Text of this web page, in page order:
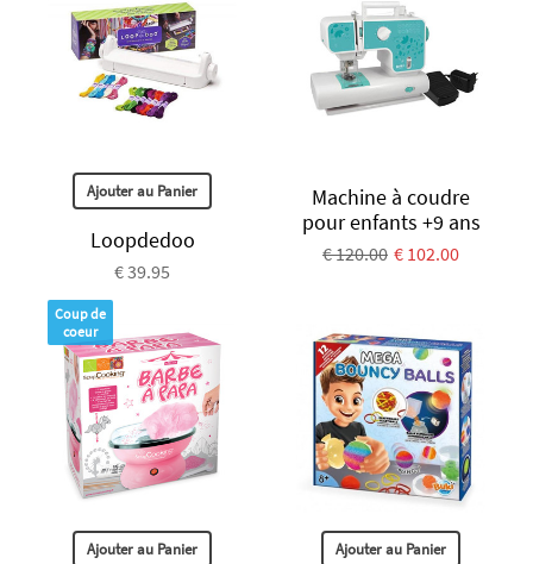
Ajouter au Panier
Loopdedoo
€ 39.95
Machine à coudre
pour enfants +9 ans
€ 120.00 € 102.00
Coup de
coeur
Ajouter au Panier Ajouter au Panier